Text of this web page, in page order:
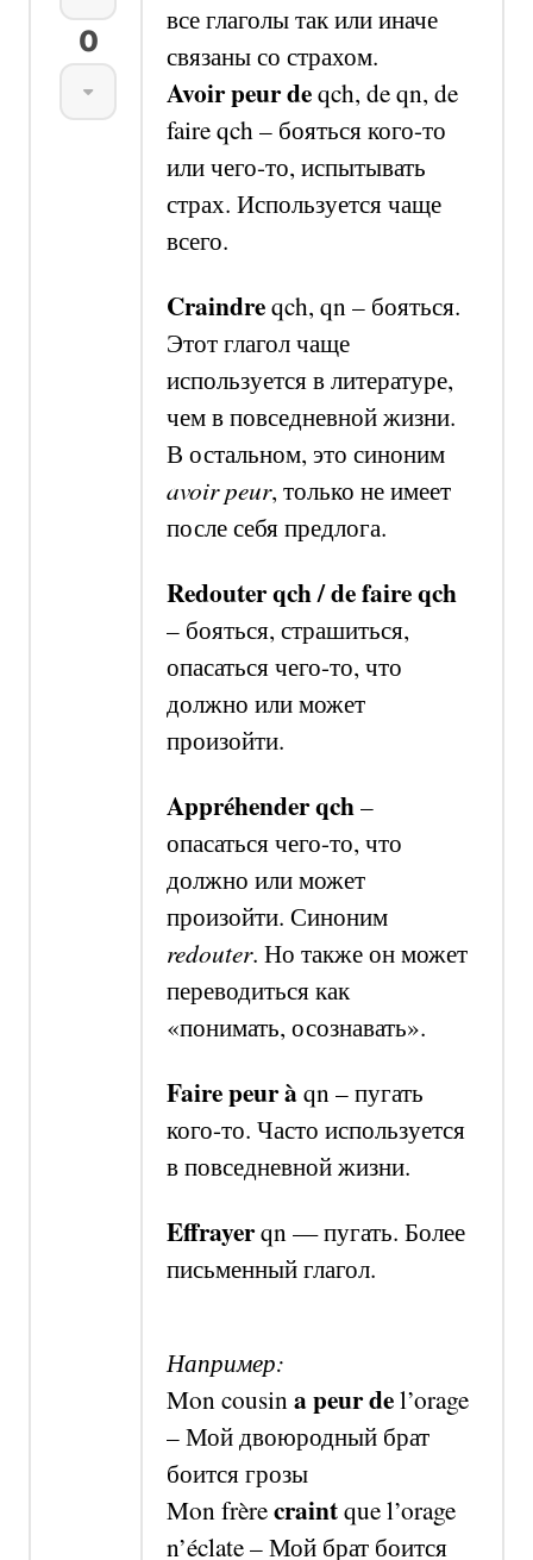
0
все глаголы так или иначе
связаны со страхом.
Avoir peur deqch, de qn, de
faire qch – бояться кого-то
или чего-то, испытывать
страх. Используется чаще
всего.
Craindreqch, qn – бояться.
Этот глагол чаще
используется в литературе,
чем в повседневной жизни.
В остальном, это синоним
avoir peur, только не имеет
после себя предлога.
Redouter qch / de faire qch
– бояться, страшиться,
опасаться чего-то, что
должно или может
произойти.
Appréhender qch–
опасаться чего-то, что
должно или может
произойти. Синоним
redouter. Но также он может
переводиться как
«понимать, осознавать».
Faire peur àqn –пугать
кого-то. Часто используется
в повседневной жизни.
Effrayerqn —пугать. Более
письменный глагол.
Например:
Mon cousina peur del’orage
–Мой двоюродный брат
боится грозы
Mon frèrecraintque l’orage
n’éclate –Мой брат боится